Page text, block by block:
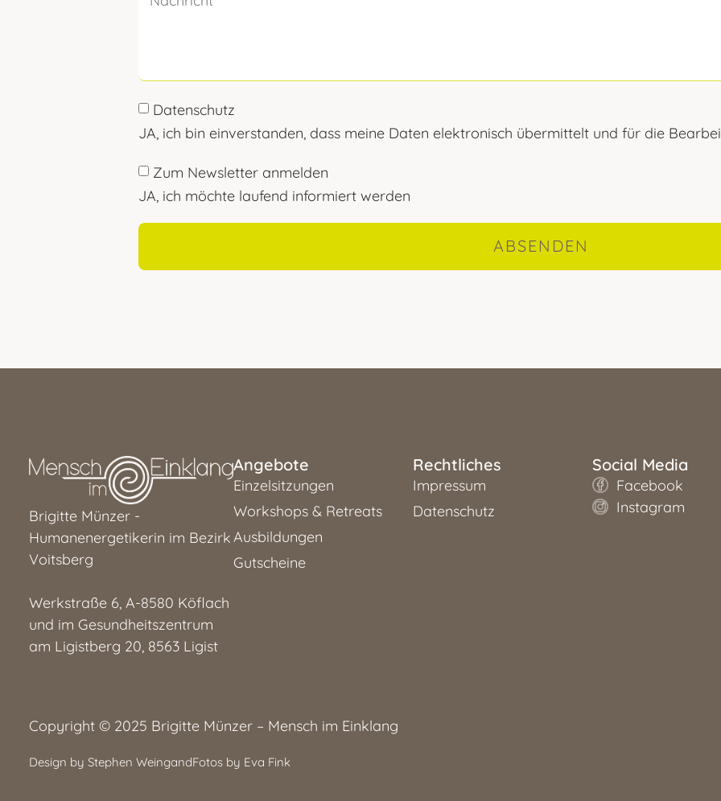
Datenschutz
JA, ich bin einverstanden, dass meine Daten elektronisch übermittelt und für die
Zum Newsletter anmelden
JA, ich möchte laufend informiert werden
ABSENDEN
Brigitte Münzer -
Humanenergetikerin im Bezirk
Voitsberg
Werkstraße 6, A-8580 Köflach
und im Gesundheitszentrum
am Ligistberg 20, 8563 Ligist
Angebote
Einzelsitzungen
Workshops & Retreats
Ausbildungen
Gutscheine
Rechtliches
Impressum
Datenschutz
Social Media
Facebook
Instagram
Copyright © 2025 Brigitte Münzer – Mensch im Einklang
Design by Stephen WeingandFotos by Eva Fink